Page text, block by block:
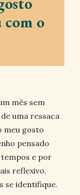
o
mês sem
uma ressaca
meu gosto
pensado
e por
reflexivo,
se identifique.